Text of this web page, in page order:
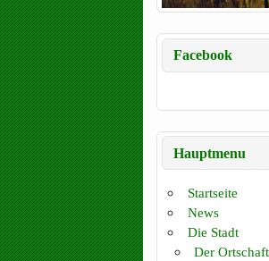
Facebook
Hauptmenu
Startseite
News
Die Stadt
Der